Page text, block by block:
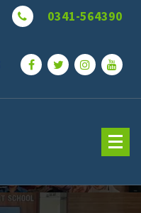
0341-564390